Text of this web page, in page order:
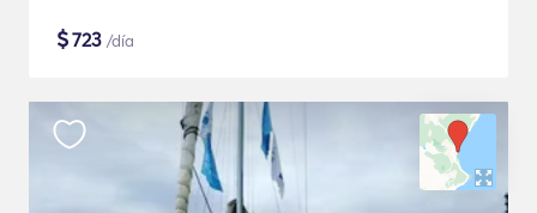
$723 /día